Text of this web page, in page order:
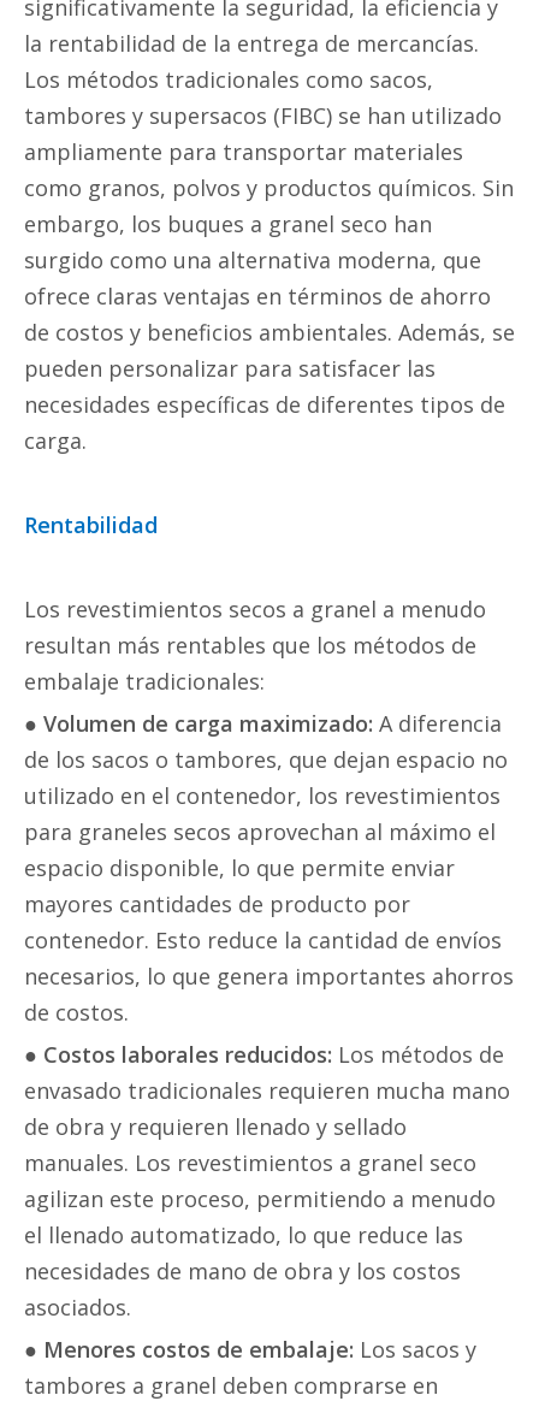
significativamente la seguridad, la eficiencia y
la rentabilidad de la entrega de mercancías.
Los métodos tradicionales como sacos,
tambores y supersacos (FIBC) se han utilizado
ampliamente para transportar materiales
como granos, polvos y productos químicos. Sin
embargo, los buques a granel seco han
surgido como una alternativa moderna, que
ofrece claras ventajas en términos de ahorro
de costos y beneficios ambientales. Además, se
pueden personalizar para satisfacer las
necesidades específicas de diferentes tipos de
carga.
Rentabilidad
Los revestimientos secos a granel a menudo
resultan más rentables que los métodos de
embalaje tradicionales:
● Volumen de carga maximizado: A diferencia
de los sacos o tambores, que dejan espacio no
utilizado en el contenedor, los revestimientos
para graneles secos aprovechan al máximo el
espacio disponible, lo que permite enviar
mayores cantidades de producto por
contenedor. Esto reduce la cantidad de envíos
necesarios, lo que genera importantes ahorros
de costos.
● Costos laborales reducidos: Los métodos de
envasado tradicionales requieren mucha mano
de obra y requieren llenado y sellado
manuales. Los revestimientos a granel seco
agilizan este proceso, permitiendo a menudo
el llenado automatizado, lo que reduce las
necesidades de mano de obra y los costos
asociados.
● Menores costos de embalaje: Los sacos y
tambores a granel deben comprarse en